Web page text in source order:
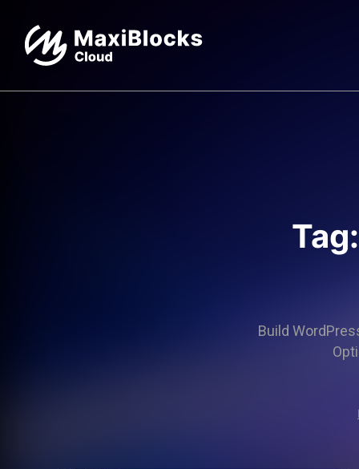
Build